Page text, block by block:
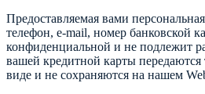
Предоставляемая вами
телефон, e-mail, номер банковской
конфиденциальной и не подлежит
вашей кредитной карты
виде и не сохраняются на нашем